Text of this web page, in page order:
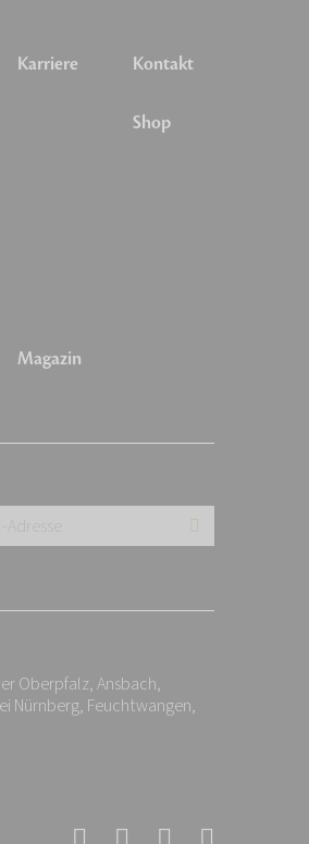
Karriere
Magazin
Kontakt
Shop
Oberpfalz, Ansbach,
Nürnberg, Feuchtwangen,